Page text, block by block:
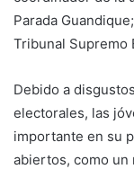
Parada
Tribunal Supremo
Debido a
electorales, las
importante en su
abiertos, como un